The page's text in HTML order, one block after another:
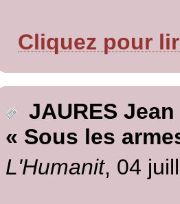
Cliquez pour
JAURES Jean
« Sous les
L'Humanit, 04